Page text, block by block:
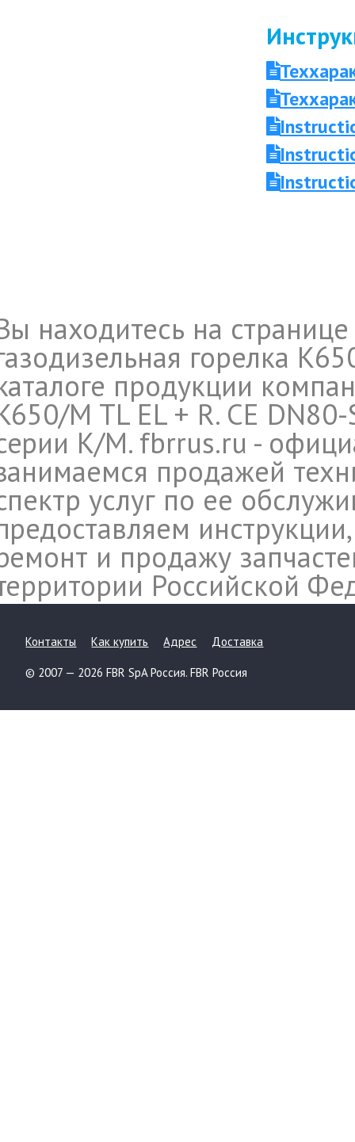
находитесь на
горелка
продукции
M TL EL + R. CE
K/M. fbrrus.ru -
продажей
услуг по ее
и продажу
Российской
Контакты Как купить Адрес Доставка
© 2007 — 2026 FBR SpA Россия. FBR Россия